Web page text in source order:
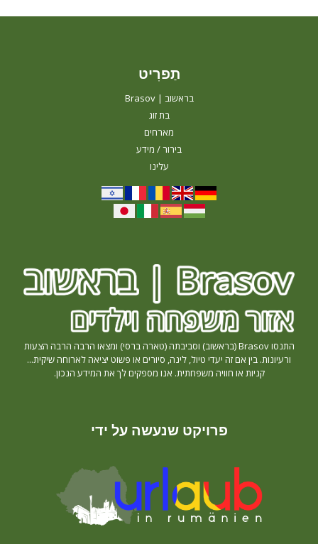
תַפרִיט
בראשוב | Brasov
בת זוג
מארחים
בירור / מידע
עלינו
התנסו Brasov (בראשוב) וסביבתה (טארה ברסי) ומצאו הרבה הרבה הצעות
ורעיונות. בין אם זה יעדי טיול, לינה, סיורים או פשוט יציאה לארוחה שיקית...
קניות או חוויה משפחתית. אנו מספקים לך את המידע הנכון.
פרויקט שנעשה על ידי